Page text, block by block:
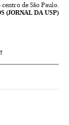
de São Paulo.
(JORNAL DA USP)